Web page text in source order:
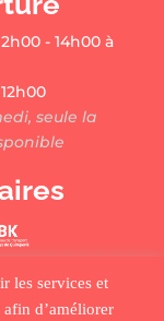
- 14h00 à
seule la
les services et
d’améliorer